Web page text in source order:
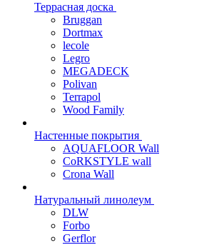
Террасная доска
Bruggan
Dortmax
lecole
Legro
MEGADECK
Polivan
Terrapol
Wood Family
Настенные покрытия
AQUAFLOOR Wall
CoRKSTYLE wall
Crona Wall
Натуральный линолеум
DLW
Forbo
Gerflor